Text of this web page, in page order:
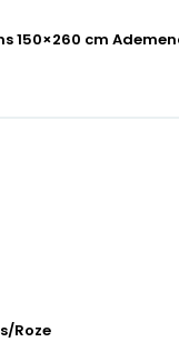
150×260 cm
Roze